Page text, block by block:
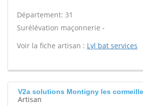
Département: 31
Surélévation maçonnerie -
Voir la fiche artisan : Lyl bat services
V2a solutions Montigny les
Artisan